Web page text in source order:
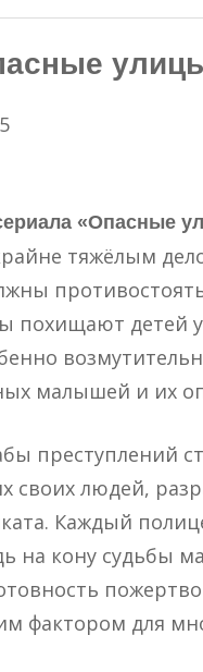
«Опасные
тяжёлым
похищают
малышей и их
преступлений
своих людей,
Каждый
на кону судьбы
фактором для